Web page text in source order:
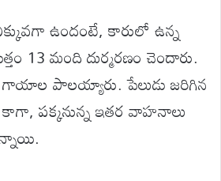
ఉందంటే, కారులో ఉన్న
13 మంది దుర్మరణం చెందారు.
గాయాల పాలయ్యారు. పేలుడు జరిగిన
కాగా, పక్కనున్న ఇతర వాహనాలు